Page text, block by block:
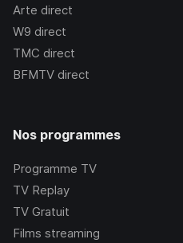
Arte direct
W9 direct
TMC direct
BFMTV direct
Nos programmes
Programme TV
TV Replay
TV Gratuit
Films streaming